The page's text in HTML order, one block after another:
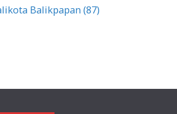
Balikpapan (87)